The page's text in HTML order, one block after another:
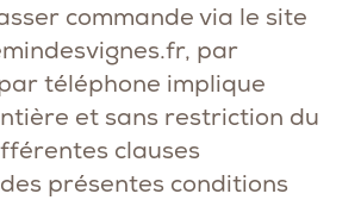
commande via le site
, par
téléphone implique
et sans restriction du
clauses
présentes conditions